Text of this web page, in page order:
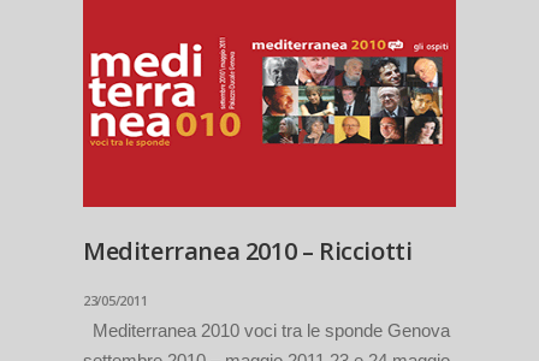
Mediterranea 2010 – Ricciotti
23/05/2011
Mediterranea 2010 voci tra le sponde Genova